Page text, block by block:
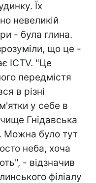
Їх
невеликій
- була глина.
що це -
ICTV. "Це
передмістя
в різні
у себе в
Гнідавська
Можна було тут
неба, хоча
- відзначив
філіалу